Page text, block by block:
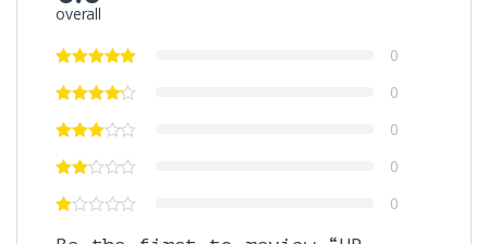
overall
0
0
0
0
0